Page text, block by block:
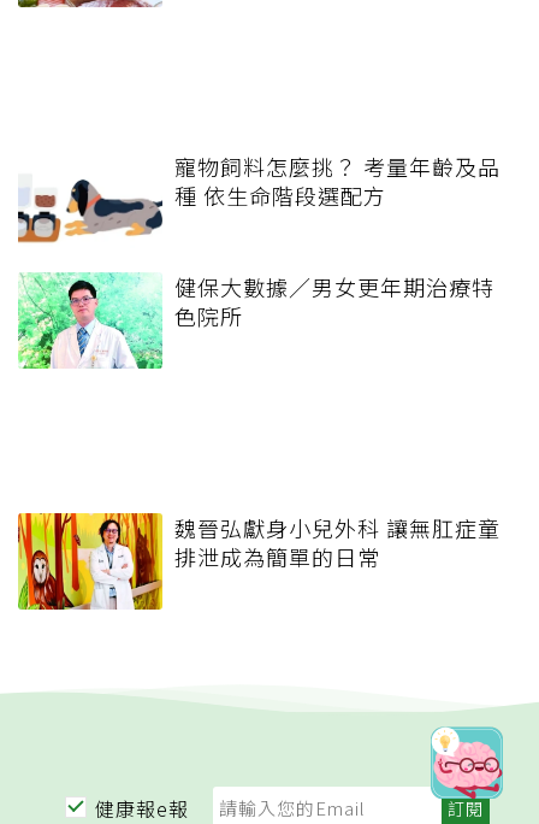
寵物飼料怎麼挑？ 考量年齡及品
種 依生命階段選配方
健保大數據／男女更年期治療特
色院所
魏晉弘獻身小兒外科 讓無肛症童
排泄成為簡單的日常
健康報e報